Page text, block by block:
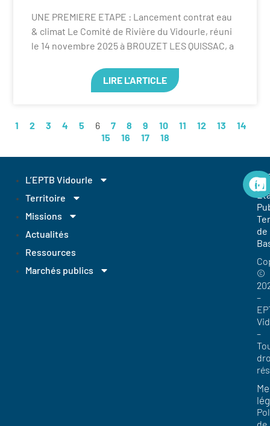
UNE PREMIERE ETAPE : Lancement contrat eau
& climat Le Comité de Rivière du Vidourle, réuni
le 14 novembre 2025 à BROUZET LES QUISSAC, a
LIRE L'ARTICLE
1 2 3 4 5 6 7 8 9 10 11 12 13
14
15
16 17 18
L’EPTB Vidourle
Territoire
Missions
Actualités
Ressources
Marchés publics
de
©
–
–